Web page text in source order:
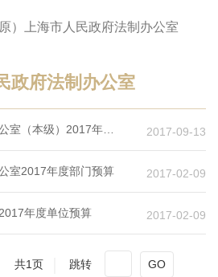
）上海市人民政府法制办公室
政府法制办公室
2017-09-13
室2017年度部门预算 2017-02-09
年度单位预算 2017-02-09
共1页 跳转 GO